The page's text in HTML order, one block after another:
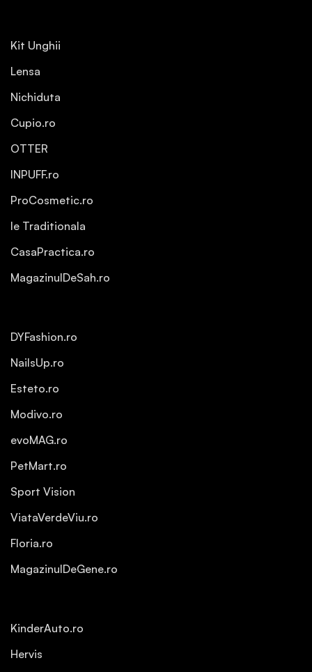
Kit Unghii
Lensa
Nichiduta
Cupio.ro
OTTER
INPUFF.ro
ProCosmetic.ro
Ie Traditionala
CasaPractica.ro
MagazinulDeSah.ro
DYFashion.ro
NailsUp.ro
Esteto.ro
Modivo.ro
evoMAG.ro
PetMart.ro
Sport Vision
ViataVerdeViu.ro
Floria.ro
MagazinulDeGene.ro
KinderAuto.ro
Hervis